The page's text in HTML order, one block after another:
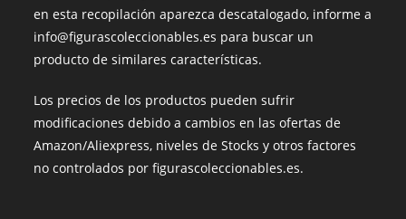
en esta recopilación aparezca descatalogado, informe a
info@figurascoleccionables.es para buscar un
producto de similares características.
Los precios de los productos pueden sufrir
modificaciones debido a cambios en las ofertas de
Amazon/Aliexpress, niveles de Stocks y otros factores
no controlados por figurascoleccionables.es.